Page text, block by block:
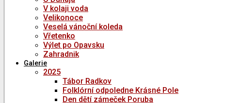
V kolaji voda
Velikonoce
Veselá vánoční koleda
Vřetenko
Výlet po Opavsku
Zahradnik
Galerie
2025
Tábor Radkov
Folklórní odpoledne Krásné Pole
Den dětí zámeček Poruba